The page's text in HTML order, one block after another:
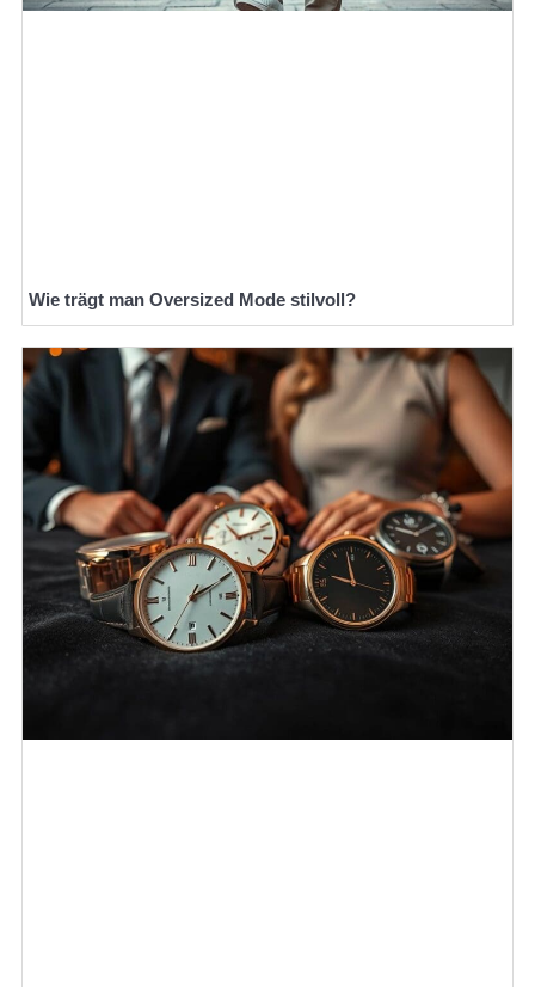
Wie trägt man Oversized Mode stilvoll?